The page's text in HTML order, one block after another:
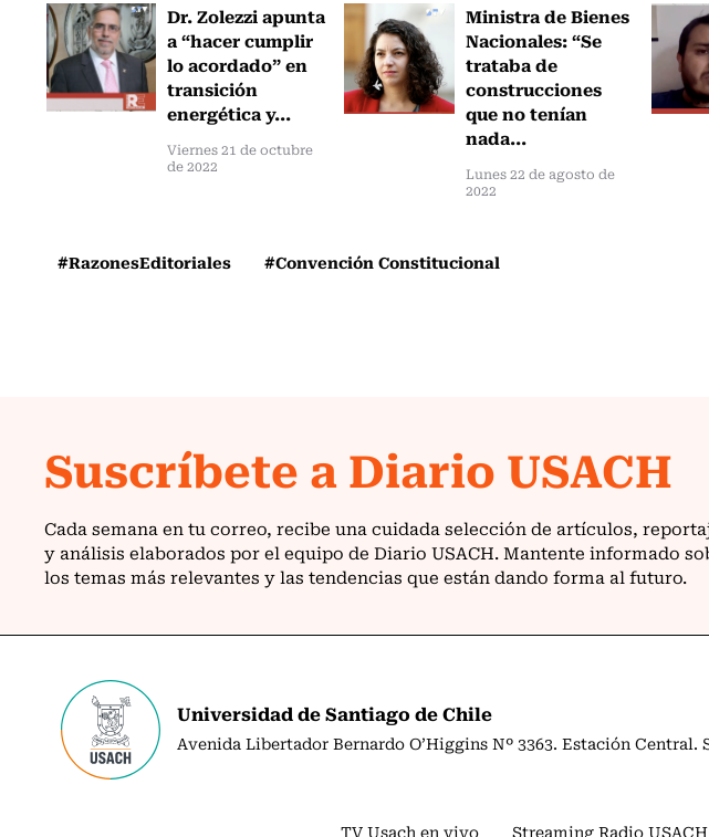
Dr. Zolezzi apunta
a “hacer cumplir
lo acordado” en
transición
energética y...
Viernes 21 de octubre
de 2022
Ministra de Bienes
Nacionales: “Se
trataba de
construcciones
que no tenían
nada...
Lunes 22 de agosto de
2022
#RazonesEditoriales #Convención Constitucional
Universidad de Santiago de Chile
Avenida Libertador Bernardo O’Higgins Nº 3363. Estación Central.
TV Usach en vivo Streaming Radio USACH